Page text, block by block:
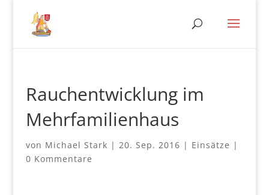
Rauchentwicklung im
Mehrfamilienhaus
von Michael Stark | 20. Sep. 2016 | Einsätze |
0 Kommentare